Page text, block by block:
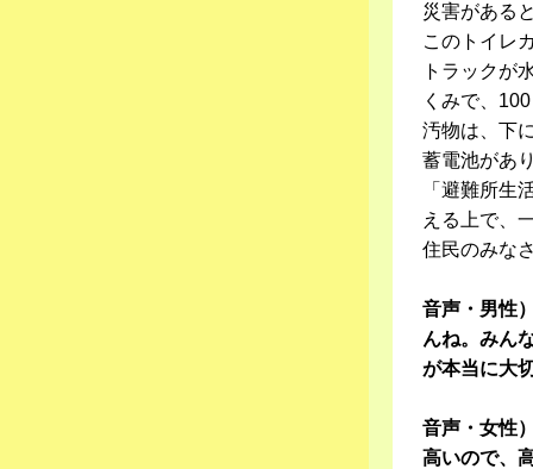
災害がある
このトイレ
トラックが
くみで、
汚物は、下
蓄電池があ
「避難所生
える上で、
住民のみな
音声・男性
んね。みん
が本当に大
音声・女性
高いので、